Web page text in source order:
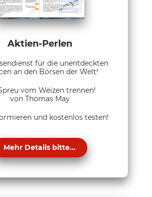
Aktien-Perlen
für die unentdeckten
an den Börsen der Welt!
vom Weizen trennen!
von Thomas May
und kostenlos testen!
Mehr Details bitte...